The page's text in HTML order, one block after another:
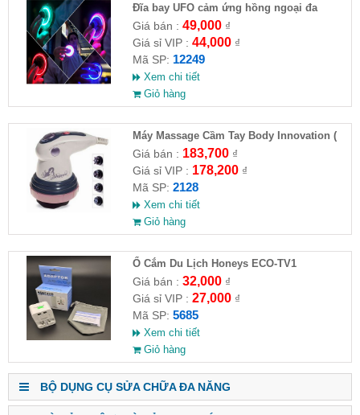
Đĩa bay UFO cảm ứng hồng ngoại đa
chiều tự động bay về
Giá bán : 49,000₫
Giá sỉ VIP : 44,000₫
Mã SP: 12249
Xem chi tiết
Giỏ hàng
Máy Massage Cầm Tay Body Innovation (
HĐ )
Giá bán : 183,700₫
Giá sỉ VIP : 178,200₫
Mã SP: 2128
Xem chi tiết
Giỏ hàng
Ổ Cắm Du Lịch Honeys ECO-TV1
Giá bán : 32,000₫
Giá sỉ VIP : 27,000₫
Mã SP: 5685
Xem chi tiết
Giỏ hàng
BỘ DỤNG CỤ SỬA CHỮA ĐA NĂNG